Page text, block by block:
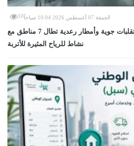
الجمعة 07 أغسطس 2026 10:04 صباحاً 10
طقس السعودية اليوم: تقلبات جوية وأمطار رعدية تطال 7 مناطق مع
نشاط للرياح المثيرة للأتربة